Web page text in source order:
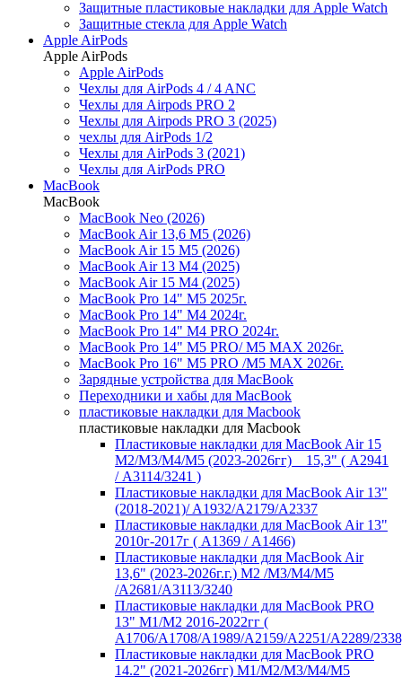
Защитные пластиковые накладки для Apple Watch
Защитные стекла для Apple Watch
Apple AirPods
Apple AirPods
Apple AirPods
Чехлы для AirPods 4 / 4 ANC
Чехлы для Airpods PRO 2
Чехлы для Airpods PRO 3 (2025)
чехлы для AirPods 1/2
Чехлы для AirPods 3 (2021)
Чехлы для AirPods PRO
MacBook
MacBook
MacBook Neo (2026)
MacBook Air 13,6 M5 (2026)
MacBook Air 15 M5 (2026)
MacBook Air 13 M4 (2025)
MacBook Air 15 M4 (2025)
MacBook Pro 14" M5 2025г.
MacBook Pro 14" M4 2024г.
MacBook Pro 14" M4 PRO 2024г.
MacBook Pro 14" M5 PRO/ M5 MAX 2026г.
MacBook Pro 16" M5 PRO /M5 MAX 2026г.
Зарядные устройства для MacBook
Переходники и хабы для MacBook
пластиковые накладки для Macbook
пластиковые накладки для Macbook
Пластиковые накладки для MacBook Air 15
M2/M3/M4/M5 (2023-2026гг) _ 15,3" ( А2941
/ А3114/3241 )
Пластиковые накладки для MacBook Air 13"
(2018-2021)/ A1932/A2179/A2337
Пластиковые накладки для MacBook Air 13"
2010г-2017г ( А1369 / А1466)
Пластиковые накладки для MacBook Air
13,6" (2023-2026г.г.) M2 /M3/M4/M5
/A2681/A3113/3240
Пластиковые накладки для MacBook PRO
13" M1/M2 2016-2022гг (
А1706/A1708/A1989/A2159/A2251/A2289/
Пластиковые накладки для MacBook PRO
14.2" (2021-2026гг) M1/M2/M3/M4/M5